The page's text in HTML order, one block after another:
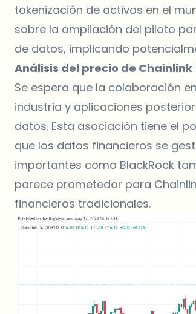
tokenización de activos en el
sobre la ampliación del piloto
de datos, implicando
Análisis del precio de Chainlink
Se espera que la colaboración
industria y aplicaciones
datos. Esta asociación tiene el
que los datos financieros se
importantes como BlackRock
parece prometedor para
financieros tradicionales.